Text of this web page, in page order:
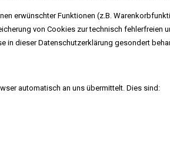
erwünschter Funktionen (z.B.
von Cookies zur technisch fehlerfreien
in dieser Datenschutzerklärung gesondert
automatisch an uns übermittelt. Dies sind: